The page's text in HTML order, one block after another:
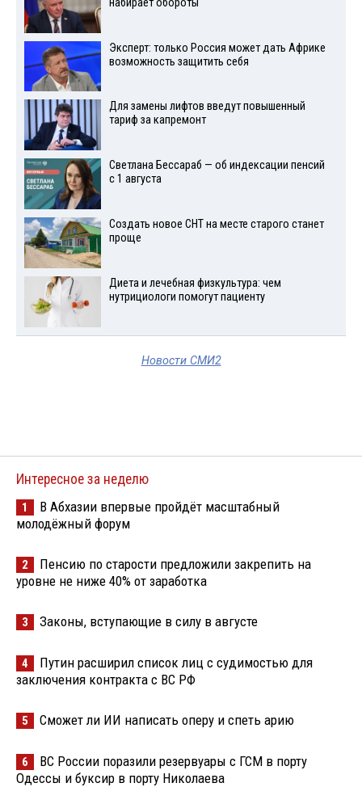
Эксперт: только Россия может дать Африке
возможность защитить себя
Для замены лифтов введут повышенный
тариф за капремонт
Светлана Бессараб — об индексации пенсий
с 1 августа
Создать новое СНТ на месте старого станет
проще
Диета и лечебная физкультура: чем
нутрициологи помогут пациенту
Новости СМИ2
Интересное за неделю
1
В Абхазии впервые пройдёт масштабный
молодёжный форум
2
Пенсию по старости предложили закрепить на
уровне не ниже 40% от заработка
3 Законы, вступающие в силу в августе
4
Путин расширил список лиц с судимостью для
заключения контракта с ВС РФ
5 Сможет ли ИИ написать оперу и спеть арию
6
ВС России поразили резервуары с ГСМ в порту
Одессы и буксир в порту Николаева